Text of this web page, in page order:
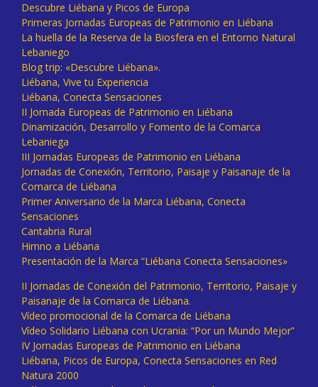
Descubre Liébana y Picos de Europa
Primeras Jornadas Europeas de Patrimonio en Liébana
La huella de la Reserva de la Biosfera en el Entorno Natural
Lebaniego
Blog trip: «Descubre Liébana».
Liébana, Vive tu Experiencia
Liébana, Conecta Sensaciones
II Jornada Europeas de Patrimonio en Liébana
Dinamización, Desarrollo y Fomento de la Comarca
Lebaniega
III Jornadas Europeas de Patrimonio en Liébana
Jornadas de Conexión, Territorio, Paisaje y Paisanaje de la
Comarca de Liébana
Primer Aniversario de la Marca Liébana, Conecta
Sensaciones
Cantabria Rural
Himno a Liébana
Presentación de la Marca “Liébana Conecta Sensaciones»
II Jornadas de Conexión del Patrimonio, Territorio, Paisaje y
Paisanaje de la Comarca de Liébana.
Vídeo promocional de la Comarca de Liébana
Vídeo Solidario Liébana con Ucrania: “Por un Mundo Mejor”
IV Jornadas Europeas de Patrimonio en Liébana
Liébana, Picos de Europa, Conecta Sensaciones en Red
Natura 2000